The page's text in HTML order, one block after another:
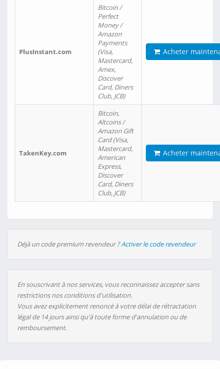
PlusInstant.com
Bitcoin /
Perfect
Money /
Amazon
Payments
(Visa,
Mastercard,
Amex,
Discover
Card, Diners
Club, JCB)
Acheter
TakenKey.com
Bitcoin,
Altcoins /
Amazon Gift
Card (Visa,
Mastercard,
American
Express,
Discover
Card, Diners
Club, JCB)
Acheter
Déjà un code premium revendeur ?Activer le code revendeur
En souscrivant à nos services, vous reconnaissez accepter sans
restrictions nos conditions d'utilisation.
Vous avez explicitement renoncé à votre délai de rétractation
légal de 14 jours ainsi qu'à toute forme d'annulation ou de
remboursement.